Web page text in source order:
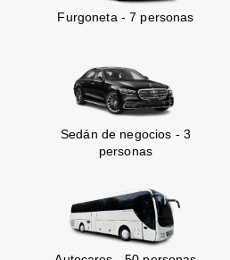
Furgoneta - 7 personas
Sedán de negocios - 3
personas